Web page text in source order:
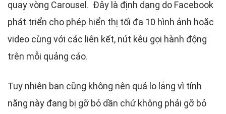
quay vòng Carousel. Đây là định dạng do Facebook
phát triển cho phép hiển thị tối đa 10 hình ảnh hoặc
video cùng với các liên kết, nút kêu gọi hành động
trên mỗi quảng cáo.
Tuy nhiên bạn cũng không nên quá lo lắng vì tính
năng này đang bị gỡ bỏ dần chứ không phải gỡ bỏ